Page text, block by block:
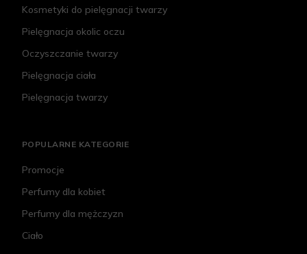
Kosmetyki do pielęgnacji twarzy
Pielęgnacja okolic oczu
Oczyszczanie twarzy
Pielęgnacja ciała
Pielęgnacja twarzy
POPULARNE KATEGORIE
Promocje
Perfumy dla kobiet
Perfumy dla mężczyzn
Ciało